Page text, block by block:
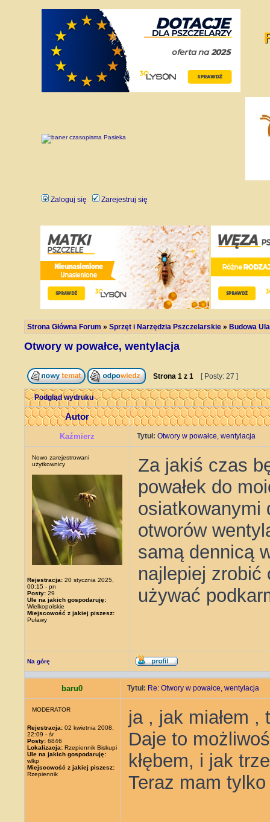
Zaloguj się Zarejestruj się
Strona Główna Forum » Sprzęt i Narzędzia Pszczelarskie » Budowa
Otwory w powałce, wentylacja
Strona 1 z 1 [ Posty: 27 ]
Podgląd wydruku
Autor
Kaźmierz Tytuł: Otwory w powałce, wentylacja
Nowo zarejestrowani
użytkownicy
Rejestracja: 20 stycznia 2025,
00:15 - pn
Posty: 29
Ule na jakich gospodaruję:
Wielkopolskie
Miejscowość z jakiej piszesz:
Puławy
Za jakiś czas
powałek do
osiatkowanymi
otworów
samą dennicą
najlepiej zrobić
używać
Na górę
baru0 Tytuł: Re: Otwory w powałce, wentylacja
MODERATOR
Rejestracja: 02 kwietnia 2008,
22:09 - śr
Posty: 6846
Lokalizacja: Rzepiennik Biskupi
Ule na jakich gospodaruję:
wlkp
Miejscowość z jakiej piszesz:
Rzepiennik
ja , jak miałem
Daje to
kłębem, i jak
Teraz mam